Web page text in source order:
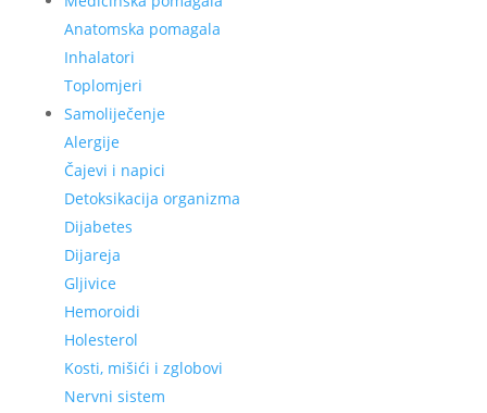
Anatomska pomagala
Inhalatori
Toplomjeri
Samoliječenje
Alergije
Čajevi i napici
Detoksikacija organizma
Dijabetes
Dijareja
Gljivice
Hemoroidi
Holesterol
Kosti, mišići i zglobovi
Nervni sistem